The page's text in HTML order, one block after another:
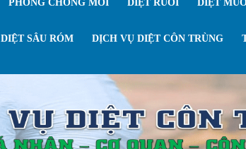
PHÒNG CHỐNG MỐI DIỆT RUỒI DIỆT
DIỆT SÂU RÓM DỊCH VỤ DIỆT CÔN TRÙNG